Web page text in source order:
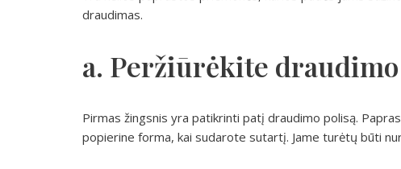
draudimas.
a. Peržiūrėkite
Pirmas žingsnis yra patikrinti patį draudimo polisą.
popierine forma, kai sudarote sutartį. Jame turėtų būti